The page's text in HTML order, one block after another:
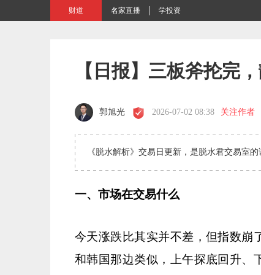
财道 名家直播 学投资
【日报】三板斧抡完
郭旭光 2026-07-02 08:38 关注作者
《脱水解析》交易日更新，是脱水君交易室
一、市场在交易什么
今天涨跌比其实并不差，但指数崩
和韩国那边类似，上午探底回升、